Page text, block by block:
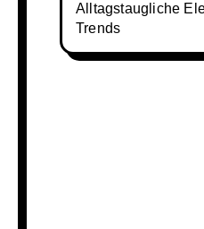
Alltagstaugliche
Trends